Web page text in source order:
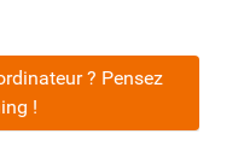
? Pensez
!